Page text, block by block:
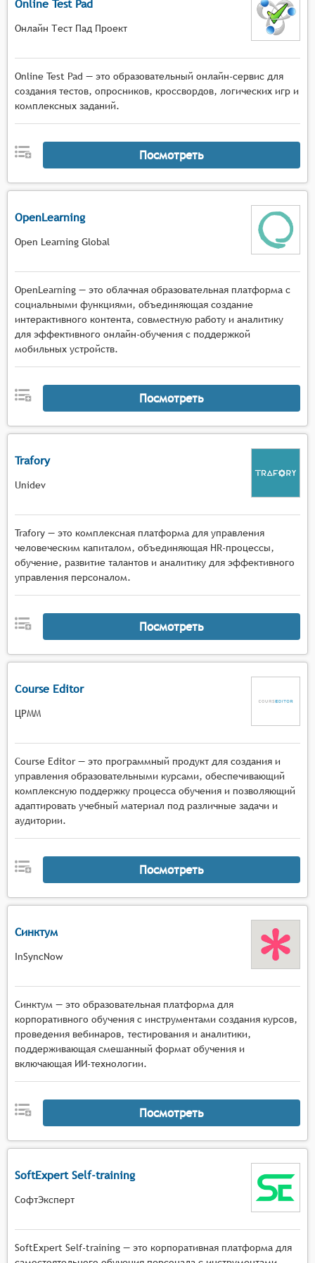
Online Test Pad
Онлайн Тест Пад Проект
Online Test Pad — это образовательный онлайн-сервис для
создания тестов, опросников, кроссвордов, логических игр и
комплексных заданий.
Посмотреть
OpenLearning
Open Learning Global
OpenLearning — это облачная образовательная платформа с
социальными функциями, объединяющая создание
интерактивного контента, совместную работу и аналитику
для эффективного онлайн-обучения с поддержкой
мобильных устройств.
Посмотреть
Trafory
Unidev
Trafory — это комплексная платформа для управления
человеческим капиталом, объединяющая HR-процессы,
обучение, развитие талантов и аналитику для эффективного
управления персоналом.
Посмотреть
Course Editor
ЦРММ
Course Editor — это программный продукт для создания и
управления образовательными курсами, обеспечивающий
комплексную поддержку процесса обучения и позволяющий
адаптировать учебный материал под различные задачи и
аудитории.
Посмотреть
Синктум
InSyncNow
Синктум — это образовательная платформа для
корпоративного обучения с инструментами создания курсов,
проведения вебинаров, тестирования и аналитики,
поддерживающая смешанный формат обучения и
включающая ИИ-технологии.
Посмотреть
SoftExpert Self-training
СофтЭксперт
SoftExpert Self-training — это корпоративная платформа для